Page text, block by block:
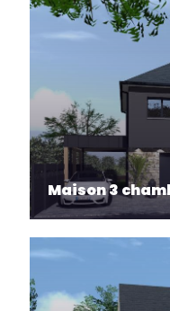
Maison 3